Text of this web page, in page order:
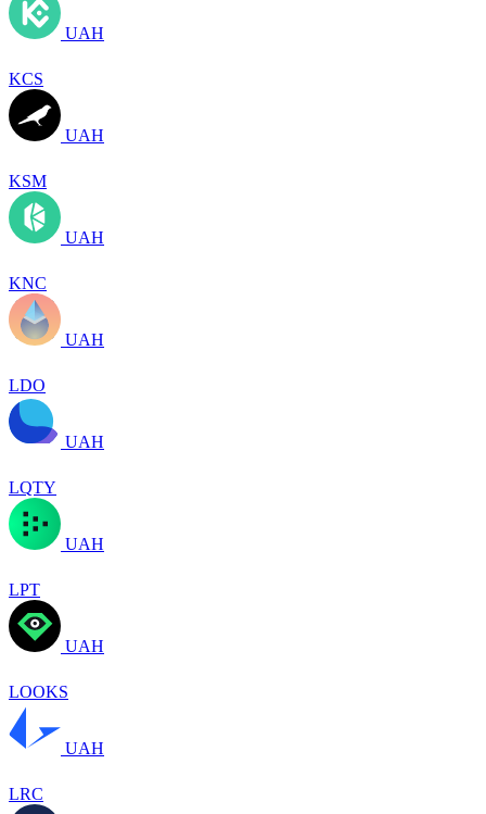
UAH
KCS
UAH
KSM
UAH
KNC
UAH
LDO
UAH
LQTY
UAH
LPT
UAH
LOOKS
UAH
LRC